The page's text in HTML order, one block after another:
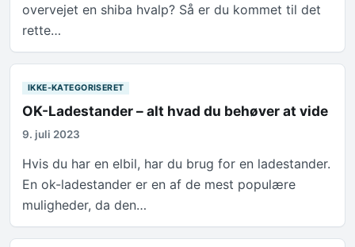
overvejet en shiba hvalp? Så er du kommet til det
rette…
IKKE-KATEGORISERET
OK-Ladestander – alt hvad du behøver at vide
9. juli 2023
Hvis du har en elbil, har du brug for en ladestander.
En ok-ladestander er en af de mest populære
muligheder, da den…